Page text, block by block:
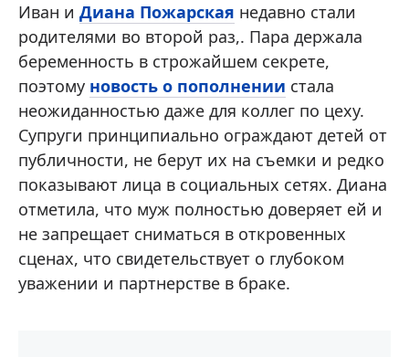
Иван и Диана Пожарская недавно стали
родителями во второй раз,. Пара держала
беременность в строжайшем секрете,
поэтому новость о пополнении стала
неожиданностью даже для коллег по цеху.
Супруги принципиально ограждают детей от
публичности, не берут их на съемки и редко
показывают лица в социальных сетях. Диана
отметила, что муж полностью доверяет ей и
не запрещает сниматься в откровенных
сценах, что свидетельствует о глубоком
уважении и партнерстве в браке.